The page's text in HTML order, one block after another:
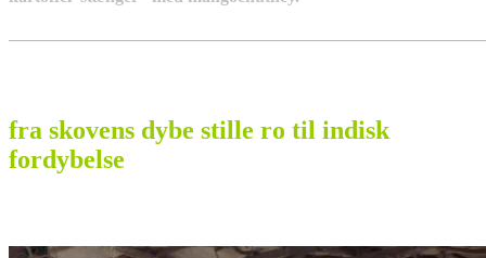
fra skovens dybe stille ro til indisk
fordybelse